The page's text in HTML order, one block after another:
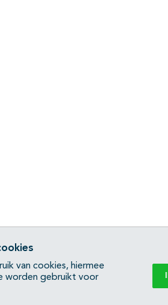
van cookies, hiermee
worden gebruikt voor